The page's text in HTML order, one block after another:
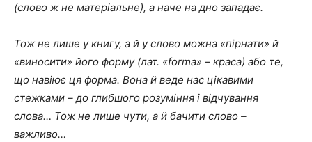
(слово ж не матеріальне), а наче на дно западає.
Тож не лише у книгу, а й у слово можна «пірнати» й
«виносити» його форму (лат. «forma» – краса) або те,
що навіює ця форма. Вона й веде нас цікавими
стежками – до глибшого розуміння і відчування
слова… Тож не лише чути, а й бачити слово –
важливо…